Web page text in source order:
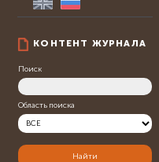
КОНТЕНТ ЖУРНАЛА
Поиск
Область поиска